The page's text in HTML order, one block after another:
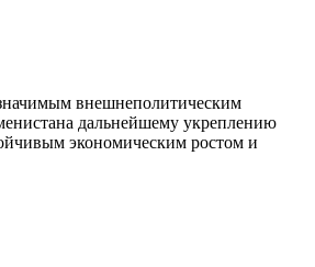
внешнеполитическим
дальнейшему укреплению
экономическим ростом и